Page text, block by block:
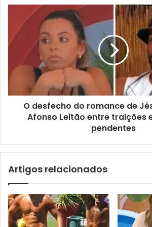
O desfecho do romance de
Afonso Leitão entre traições
pendentes
Artigos relacionados